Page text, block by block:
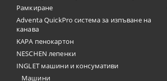
Рамкиране
Adventa QuickPro система за изпъване на
канава
KAPA пенокартон
NESCHEN лепенки
INGLET машини и консумативи
Машини